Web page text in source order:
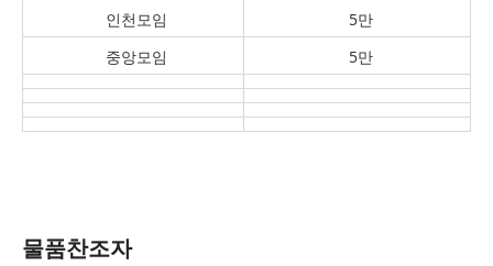
인천모임
5만
중앙모임
5만
물품찬조자